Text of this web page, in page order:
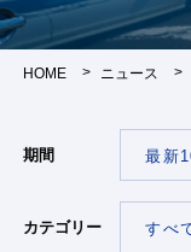
HOME ニュース
期間
カテゴリー